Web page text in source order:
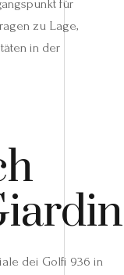
für
zu Lage,
in der
dei Golfi 936 in